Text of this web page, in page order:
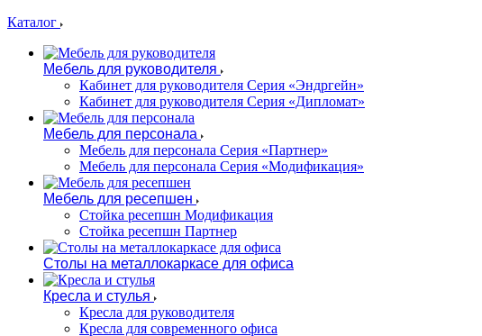
Каталог
Мебель для руководителя
Кабинет для руководителя Серия «Эндргейн»
Кабинет для руководителя Серия «Дипломат»
Мебель для персонала
Мебель для персонала Серия «Партнер»
Мебель для персонала Серия «Модификация»
Мебель для ресепшен
Стойка ресепшн Модификация
Стойка ресепшн Партнер
Столы на металлокаркасе для офиса
Кресла и стулья
Кресла для руководителя
Кресла для современного офиса